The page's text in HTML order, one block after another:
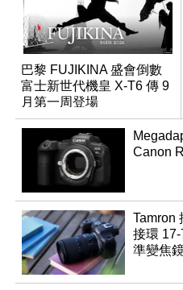
巴黎 FUJIKINA 盛會倒數
富士新世代機皇 X-T6 傳 9
月第一周登場
Canon
Tamron
接環
準變焦